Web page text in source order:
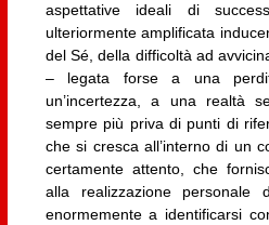
aspettative ideali di
ulteriormente amplificata
del Sé, della difficoltà ad
– legata forse a una
un’incertezza, a una realtà
sempre più priva di punti di
che si cresca all’interno di un
certamente attento, che
alla realizzazione
enormemente a identificarsi